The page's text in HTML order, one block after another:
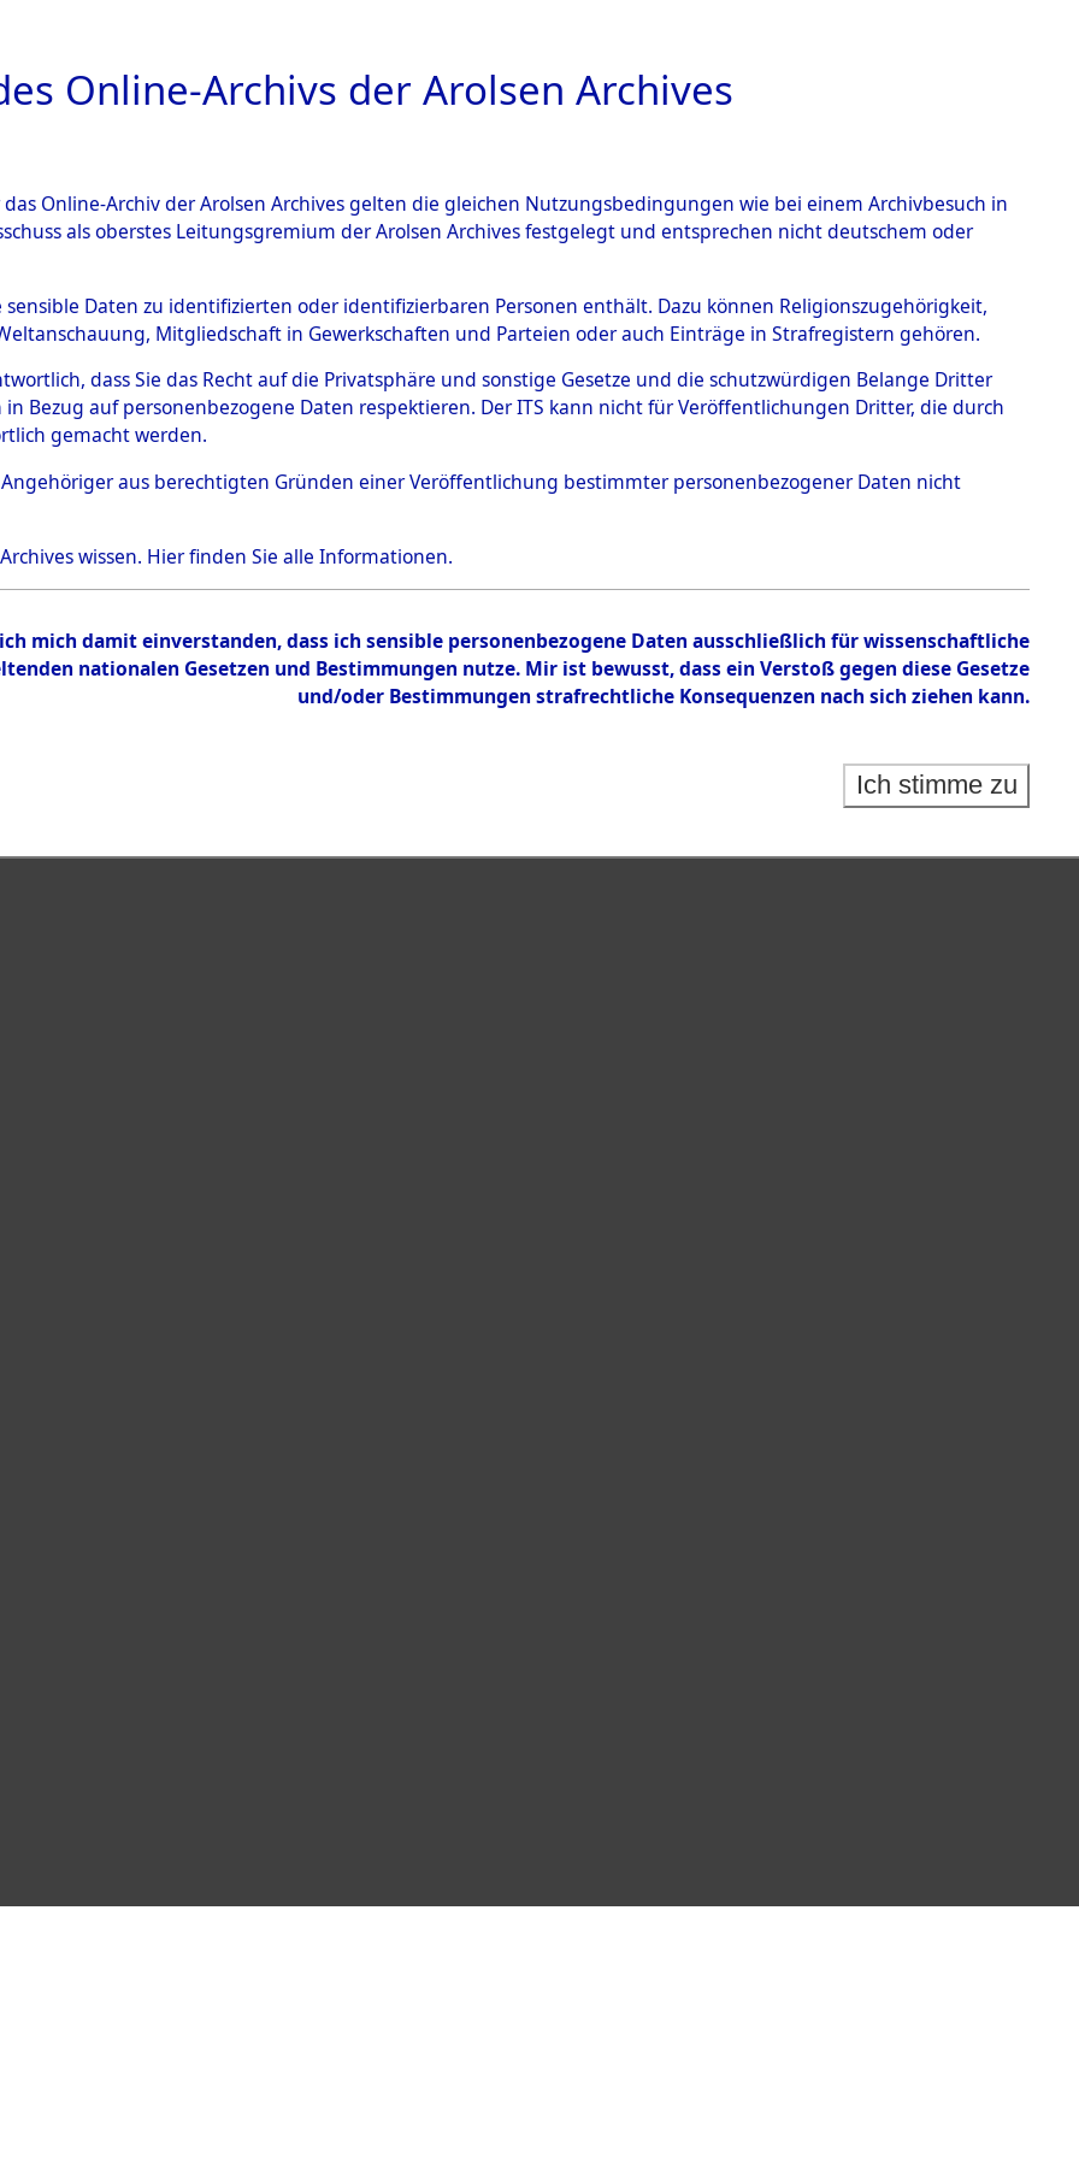
ARCHIVALE ÜBERSICHT BILD
→Kreis Heilbronn→0106 (101099248)
0106 (101099248)
Übergeordnetes
Baden-Württemberg
Inhalt
Zur Übersicht
Online-Archivs der Arolsen Archives
Online-Archiv der Arolsen Archives gelten die gleichen Nutzungsbedingungen wie bei einem Archivbesuch in
als oberstes Leitungsgremium der Arolsen Archives festgelegt und entsprechen nicht deutschem oder
sensible Daten zu identifizierten oder identifizierbaren Personen enthält. Dazu können Religionszugehörigkeit,
Mitgliedschaft in Gewerkschaften und Parteien oder auch Einträge in Strafregistern gehören.
dass Sie das Recht auf die Privatsphäre und sonstige Gesetze und die schutzwürdigen Belange Dritter
Bezug auf personenbezogene Daten respektieren. Der ITS kann nicht für Veröffentlichungen Dritter, die durch
gemacht werden.
Angehöriger aus berechtigten Gründen einer Veröffentlichung bestimmter personenbezogener Daten nicht
wissen. Hierfinden Sie alle Informationen.
mich damit einverstanden, dass ich sensible personenbezogene Daten ausschließlich für wissenschaftliche
nationalen Gesetzen und Bestimmungen nutze. Mir ist bewusst, dass ein Verstoß gegen diese Gesetze
und/oder Bestimmungen strafrechtliche Konsequenzen nach sich ziehen kann.
Ich stimme zu